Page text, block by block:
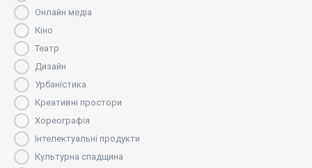
Онлайн медіа
Кіно
Театр
Дизайн
Урбаністика
Креативні простори
Хореографія
Інтелектуальні продукти
Культурна спадщина